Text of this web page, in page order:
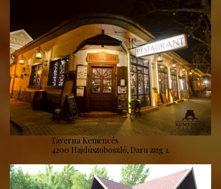
Taverna Kemencés
4200 Hajdúszoboszló, Daru zug 1.